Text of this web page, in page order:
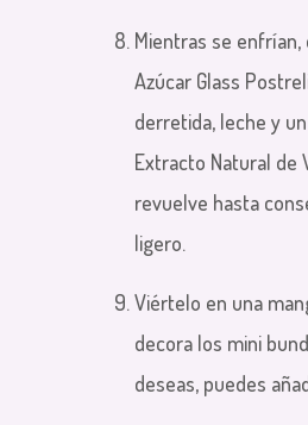
Mientras se
Azúcar Glass
derretida, leche y
Extracto Natural de
revuelve hasta
ligero.
Viértelo en una
decora los mini
deseas, puedes